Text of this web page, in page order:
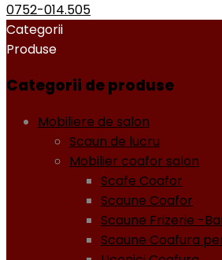
0752-014.505
Categorii
Produse
Categorii de produse
Mobiliere de salon
Scaun de lucru
Mobilier coafor salon
Scafe Coafor
Scaune Coafor
Scaune Frizerie -
Scaune Coafura